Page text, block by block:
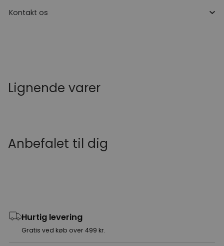
Kontakt os
Lignende varer
Anbefalet til dig
Hurtig levering
Gratis ved køb over 499 kr.